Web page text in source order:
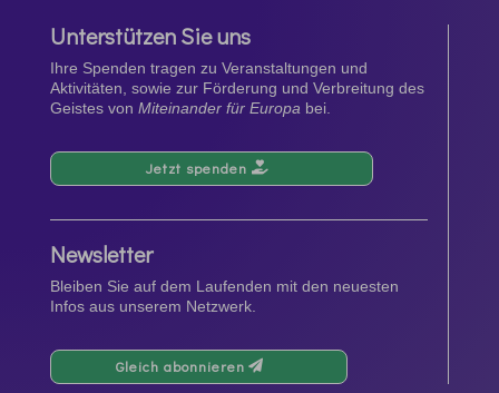
Unterstützen Sie uns
Ihre Spenden tragen zu Veranstaltungen und
Aktivitäten, sowie zur Förderung und Verbreitung des
Geistes von Miteinander für Europa bei.
Jetzt spenden
Newsletter
Bleiben Sie auf dem Laufenden mit den neuesten
Infos aus unserem Netzwerk.
Gleich abonnieren